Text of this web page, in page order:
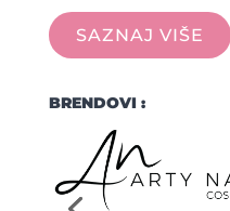
SAZNAJ VIŠE
BRENDOVI :